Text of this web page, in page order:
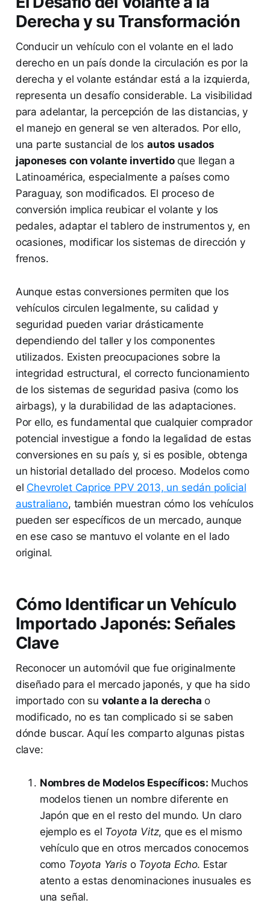
Derecha y su Transformación
Conducir un vehículo con el volante en el lado
derecho en un país donde la circulación es por la
derecha y el volante estándar está a la izquierda,
representa un desafío considerable. La visibilidad
para adelantar, la percepción de las distancias, y
el manejo en general se ven alterados. Por ello,
una parte sustancial de los autos usados
japoneses con volante invertidoque llegan a
Latinoamérica, especialmente a países como
Paraguay, son modificados. El proceso de
conversión implica reubicar el volante y los
pedales, adaptar el tablero de instrumentos y, en
ocasiones, modificar los sistemas de dirección y
frenos.
Aunque estas conversiones permiten que los
vehículos circulen legalmente, su calidad y
seguridad pueden variar drásticamente
dependiendo del taller y los componentes
utilizados. Existen preocupaciones sobre la
integridad estructural, el correcto funcionamiento
de los sistemas de seguridad pasiva (como los
airbags), y la durabilidad de las adaptaciones.
Por ello, es fundamental que cualquier comprador
potencial investigue a fondo la legalidad de estas
conversiones en su país y, si es posible, obtenga
un historial detallado del proceso. Modelos como
el Chevrolet Caprice PPV 2013, un sedán policial
australiano, también muestran cómo los vehículos
pueden ser específicos de un mercado, aunque
en ese caso se mantuvo el volante en el lado
original.
Cómo Identificar un Vehículo
Importado Japonés: Señales
Clave
Reconocer un automóvil que fue originalmente
diseñado para el mercado japonés, y que ha sido
importado con su volante a la derecha o
modificado, no es tan complicado si se saben
dónde buscar. Aquí les comparto algunas pistas
clave:
Nombres de Modelos Específicos: Muchos
modelos tienen un nombre diferente en
Japón que en el resto del mundo. Un claro
ejemplo es el Toyota Vitz, que es el mismo
vehículo que en otros mercados conocemos
como Toyota Yariso Toyota Echo. Estar
atento a estas denominaciones inusuales es
una señal.